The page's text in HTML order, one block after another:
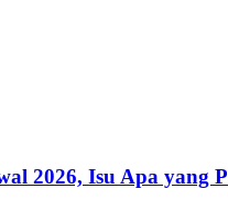
2026, Isu Apa yang